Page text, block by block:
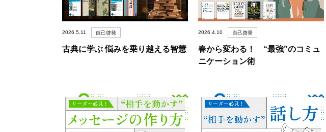
2026.5.11 自己啓発
古典に学ぶ 悩みを乗り越える智慧
2026.4.10 自己啓発
春から変わる！ “最強”のコミュ
ニケーション術